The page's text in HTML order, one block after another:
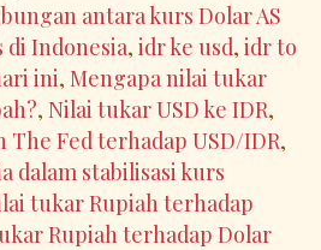
antara kurs Dolar AS
di Indonesia, idr ke usd, idr to
ini, Mengapa nilai tukar
, Nilai tukar USD ke IDR,
Fed terhadap USD/IDR,
dalam stabilisasi kurs
tukar Rupiah terhadap
Rupiah terhadap Dolar